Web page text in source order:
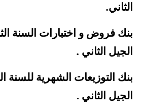
الثاني.
بنك فروض
الجيل الثاني .
الجيل الثاني .